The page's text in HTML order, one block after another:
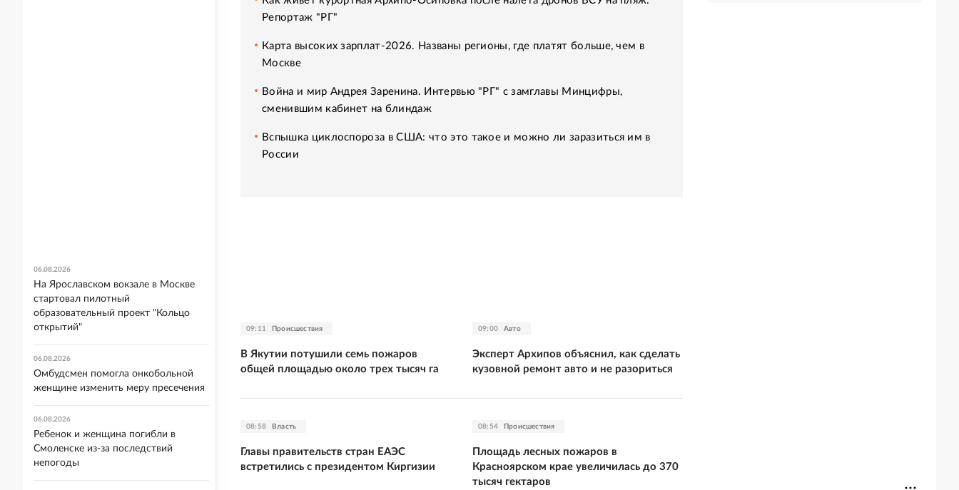
Репортаж "РГ"
Карта высоких зарплат-2026. Названы регионы, где платят больше, чем в
Москве
Война и мир Андрея Заренина. Интервью "РГ" с замглавы Минцифры,
сменившим кабинет на блиндаж
Вспышка циклоспороза в США: что это такое и можно ли заразиться им в
России
09:11 Происшествия
В Якутии потушили семь пожаров
общей площадью около трех тысяч га
09:00 Авто
Эксперт Архипов объяснил, как сделать
кузовной ремонт авто и не разориться
08:58 Власть
Главы правительств стран ЕАЭС
встретились с президентом Киргизии
08:54 Происшествия
Площадь лесных пожаров в
Красноярском крае увеличилась до 370
тысяч гектаров
06.08.2026
На Ярославском вокзале в Москве
стартовал пилотный
образовательный проект "Кольцо
открытий"
06.08.2026
Омбудсмен помогла онкобольной
женщине изменить меру пресечения
06.08.2026
Ребенок и женщина погибли в
Смоленске из-за последствий
непогоды